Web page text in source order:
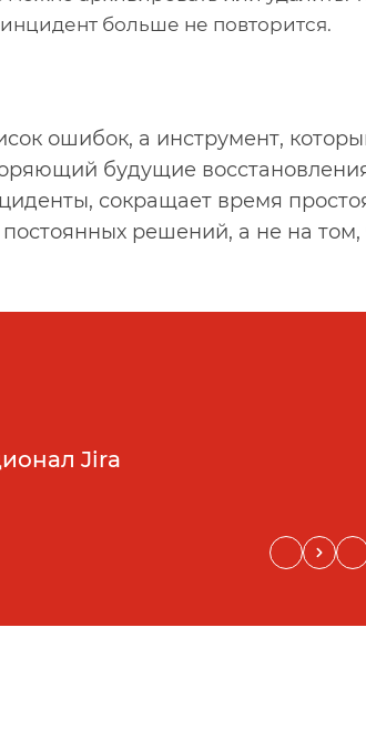
больше не повторится.
ошибок, а инструмент,
будущие
сокращает время
решений, а не на
Jira